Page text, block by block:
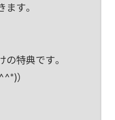
す。
特典です。
）